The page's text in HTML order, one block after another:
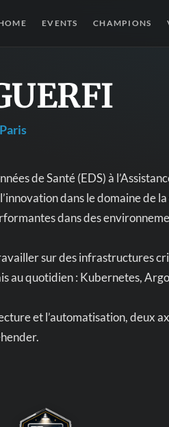
EVENTS CHAMPIONS
de Santé (EDS) à
dans le domaine de
dans des
sur des infrastructures
au quotidien : Kubernetes,
et l’automatisation, deux